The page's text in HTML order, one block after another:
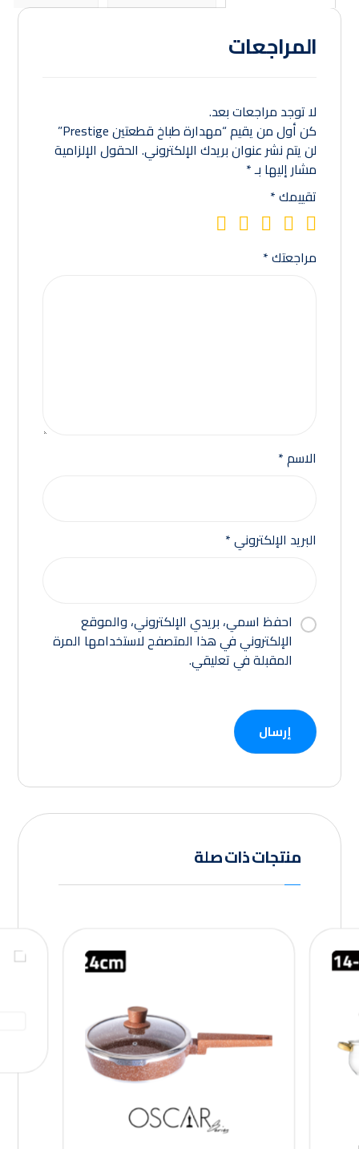
المراجعات
لا توجد مراجعات بعد.
كن أول من يقيم “مهدارة طباخ قطعتين Prestige”
لن يتم نشر عنوان بريدك الإلكتروني. الحقول الإلزامية
مشار إليها بـ*
تقييمك*
مراجعتك*
الاسم*
البريد الإلكتروني*
احفظ اسمي، بريدي الإلكتروني، والموقع
الإلكتروني في هذا المتصفح لاستخدامها المرة
المقبلة في تعليقي.
إرسال
منتجات ذات صلة